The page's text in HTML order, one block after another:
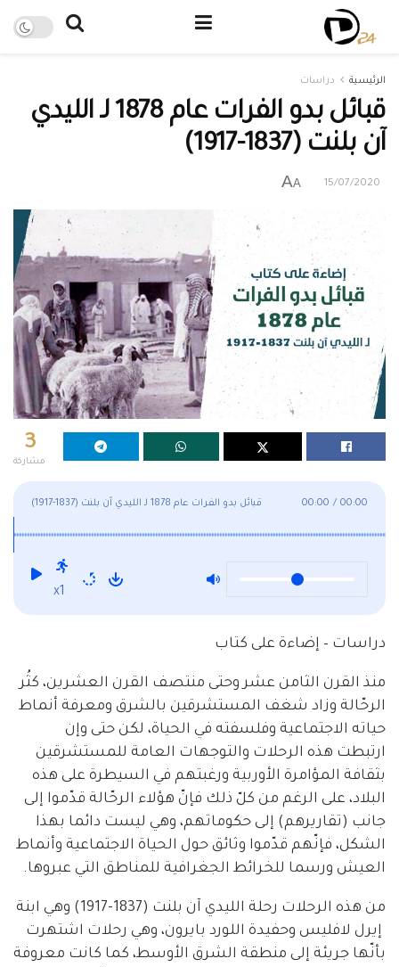
الرئيسية دراسات
قبائل بدو الفرات عام 1878 لـ الليدي
آن بلنت (1837-1917)
15/07/2020
A
A
3
مشاركة
قبائل بدو الفرات عام 1878 لـ الليدي آن بلنت (1837-1917) 00:00 / 00:00
x1
دراسات – إضاءة على كتاب
منذ القرن الثامن عشر وحتى منتصف القرن العشرين، كثُر
الرحّالة وزاد شغف المستشرقين بالشرق ومعرفة أنماط
حياته الاجتماعية وفلسفته في الحياة، لكن حتى وإن
ارتبطت هذه الرحلات والتوجهات العامة للمستشرقين
بثقافة المؤامرة الأوربية ورغبتهم في السيطرة على هذه
البلاد، على الرغم من كلّ ذلك فإنّ هؤلاء الرحّالة قدّموا إلى
جانب (تقاريرهم) إلى حكوماتهم، وهي ليست دائما بهذا
الشكل، فإنّهم قدّموا وثائق حول الحياة الاجتماعية وأنماط
العيش ورسما للخرائط الجغرافية للمناطق التي عبروها.
من هذه الرحلات رحلة الليدي آن بلنت (1837-1917) وهي ابنة
إيرل لافليس وحفيدة اللورد بايرون، وهي رحلات اشتهرت
بأنّها جريئة إلى منطقة الشرق الأوسط، كما كانت معروفة